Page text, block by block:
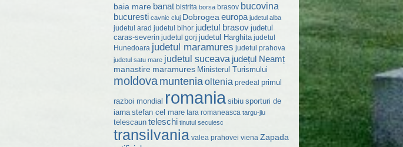
baia mare banat bistrita borsa brasov bucovina
bucuresti cavnic cluj Dobrogea europa judetul alba
judetul arad judetul bihor judetul brasov judetul
caras-severin judetul gorj judetul Harghita judetul
Hunedoara judetul maramures judetul prahova
judetul satu mare judetul suceava județul Neamț
manastire maramures Ministerul Turismului
moldovamuntenia oltenia predeal primul
razboi mondial romania sibiu sporturi de
iarna stefan cel mare tara romaneasca targu-jiu
telescaun teleschi tinutul secuiesc
transilvania valea prahovei viena Zapada